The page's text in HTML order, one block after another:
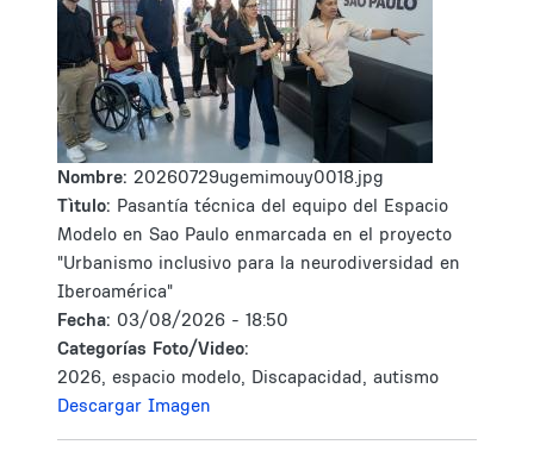
Nombre: 20260729ugemimouy0018.jpg
Tìtulo: Pasantía técnica del equipo del Espacio
Modelo en Sao Paulo enmarcada en el proyecto
"Urbanismo inclusivo para la neurodiversidad en
Iberoamérica"
Fecha: 03/08/2026 - 18:50
Categorías Foto/Video:
2026, espacio modelo, Discapacidad, autismo
Descargar Imagen